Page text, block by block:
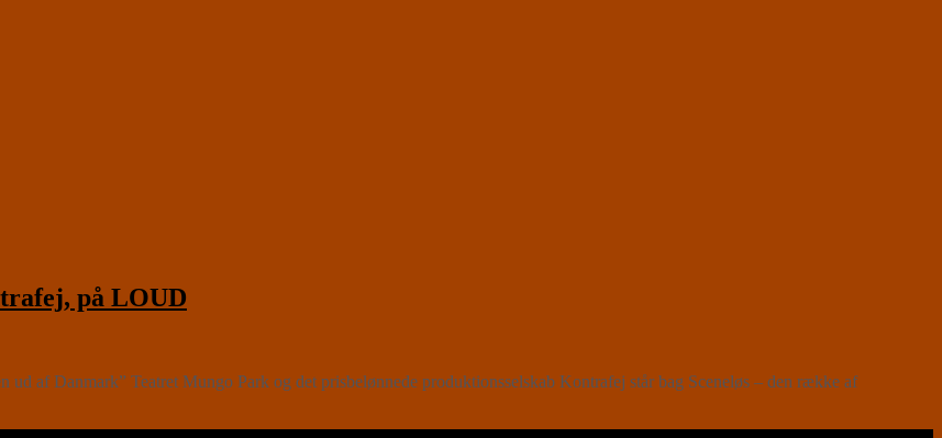
på LOUD
af Danmark” Teatret Mungo Park og det prisbelønnede produktionsselskab Kontrafej står bag Sceneløs – den række af